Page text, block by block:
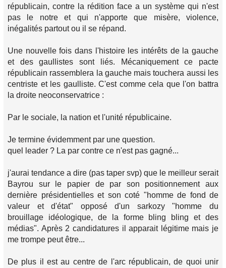
républicain, contre la rédition face a un système qui n'est
pas le notre et qui n'apporte que misère, violence,
inégalités partout ou il se répand.
Une nouvelle fois dans l'histoire les intérêts de la gauche
et des gaullistes sont liés. Mécaniquement ce pacte
républicain rassemblera la gauche mais touchera aussi les
centriste et les gaulliste. C'est comme cela que l'on battra
la droite neoconservatrice :
Par le sociale, la nation et l'unité républicaine.
Je termine évidemment par une question.
quel leader ? La par contre ce n'est pas gagné...
j'aurai tendance a dire (pas taper svp) que le meilleur serait
Bayrou sur le papier de par son positionnement aux
dernière présidentielles et son coté "homme de fond de
valeur et d'état" opposé d'un sarkozy "homme du
brouillage idéologique, de la forme bling bling et des
médias". Après 2 candidatures il apparait légitime mais je
me trompe peut être...
De plus il est au centre de l'arc républicain, de quoi unir